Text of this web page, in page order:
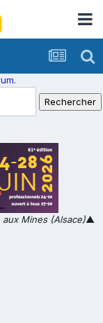
Mines (Alsace)▲